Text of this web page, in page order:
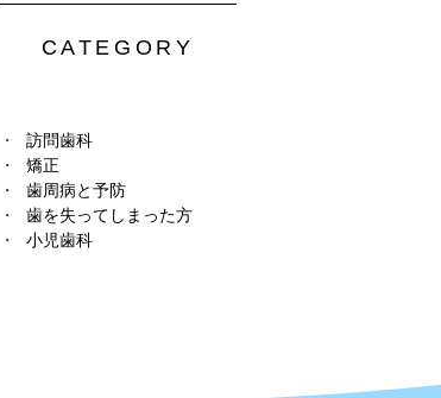
CATEGORY
訪問歯科
矯正
歯周病と予防
歯を失ってしまった方
小児歯科